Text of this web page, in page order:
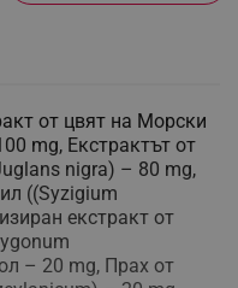
от цвят на Морски
mg, Екстрактът от
nigra) – 80 mg,
((Syzigium
екстракт от
– 20 mg, Прах от